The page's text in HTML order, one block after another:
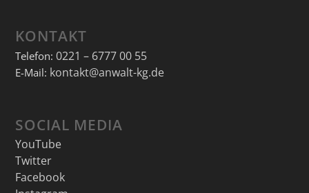
KONTAKT
Telefon: 0221 – 6777 00 55
E-Mail: kontakt@anwalt-kg.de
SOCIAL MEDIA
YouTube
Twitter
Facebook